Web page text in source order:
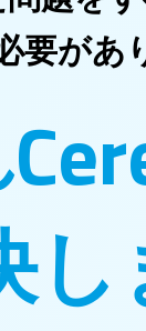
要があ
し